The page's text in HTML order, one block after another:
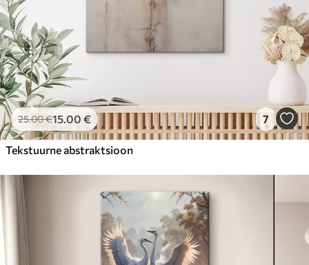
25.00€15.00 € 7
Tekstuurne abstraktsioon